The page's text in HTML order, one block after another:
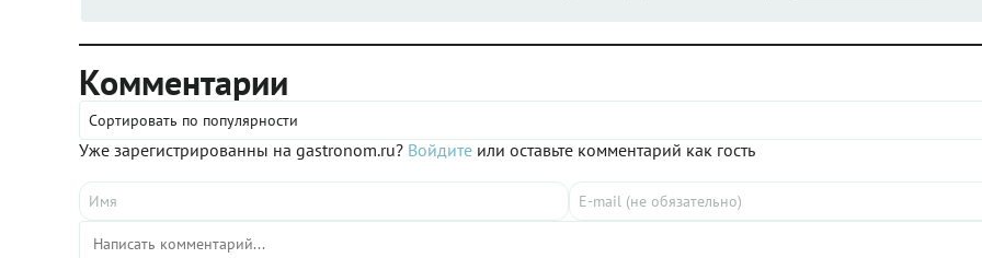
Комментарии
Сортировать по популярности
Уже зарегистрированны на gastronom.ru? Войдите или оставьте комментарий как гость